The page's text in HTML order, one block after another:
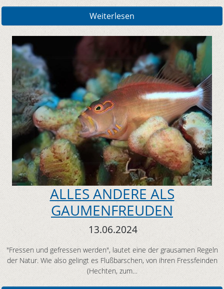
Weiterlesen
ALLES ANDERE ALS
GAUMENFREUDEN
13.06.2024
"Fressen und gefressen werden", lautet eine der grausamen Regeln
der Natur. Wie also gelingt es Flußbarschen, von ihren Fressfeinden
(Hechten, zum…